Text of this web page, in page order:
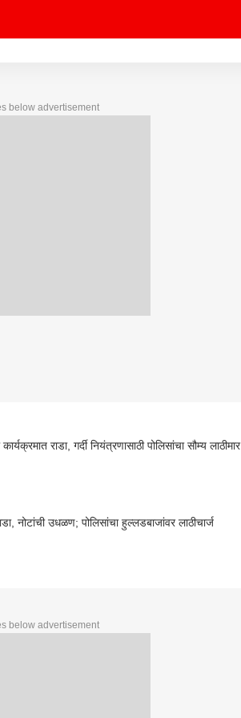
below advertisement
राडा, गर्दी नियंत्रणासाठी पोलिसांचा सौम्य लाठीमार
नोटांची उधळण; पोलिसांचा हुल्लडबाजांवर लाठीचार्ज
below advertisement